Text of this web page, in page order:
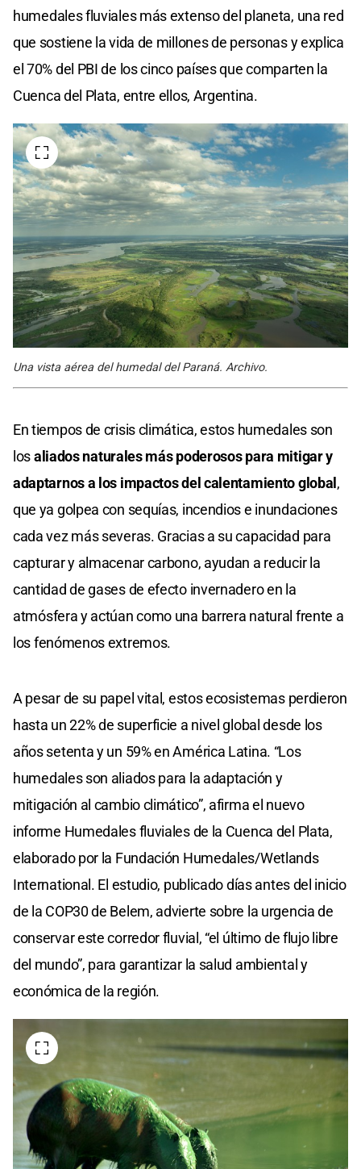
humedales fluviales más extenso del planeta, una red
que sostiene la vida de millones de personas y explica
el 70% del PBI de los cinco países que comparten la
Cuenca del Plata, entre ellos, Argentina.
Una vista aérea del humedal del Paraná. Archivo.
En tiempos de crisis climática, estos humedales son
losaliados naturales más poderosos para mitigar y
adaptarnos a los impactos del calentamiento global ,
que ya golpea con sequías, incendios e inundaciones
cada vez más severas. Gracias a su capacidad para
capturar y almacenar carbono, ayudan a reducir la
cantidad de gases de efecto invernadero en la
atmósfera y actúan como una barrera natural frente a
los fenómenos extremos.
A pesar de su papel vital, estos ecosistemas perdieron
hasta un 22% de superficie a nivel global desde los
años setenta y un 59% en América Latina. “Los
humedales son aliados para la adaptación y
mitigación al cambio climático”, afirma el nuevo
informe Humedales fluviales de la Cuenca del Plata,
elaborado por la Fundación Humedales/Wetlands
International. El estudio, publicado días antes del inicio
de la COP30 de Belem, advierte sobre la urgencia de
conservar este corredor fluvial, “el último de flujo libre
del mundo”, para garantizar la salud ambiental y
económica de la región.